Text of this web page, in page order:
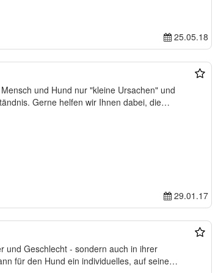
25.05.18
und Hund nur "kleine Ursachen" und
Gerne helfen wir Ihnen dabei, die…
29.01.17
und Geschlecht - sondern auch in ihrer
für den Hund ein individuelles, auf seine